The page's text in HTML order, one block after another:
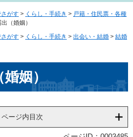
がす > くらし・手続き > 戸籍・住民票・各種
（婚姻）
がす > くらし・手続き > 出会い・結婚 > 結婚
婚姻）
ページ内目次